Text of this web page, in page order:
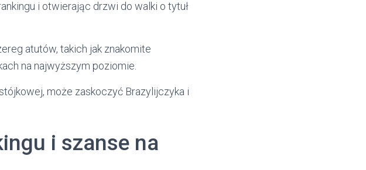
i otwierając drzwi do walki o tytuł
atutów, takich jak znakomite
na najwyższym poziomie.
może zaskoczyć Brazylijczyka i
i szanse na